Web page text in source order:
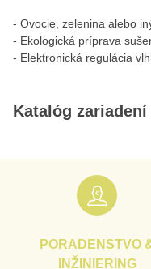
- Ovocie, zelenina alebo
- Ekologická príprava
- Elektronická regulácia
Katalóg zariadení
PORADENSTVO
INŽINIERING